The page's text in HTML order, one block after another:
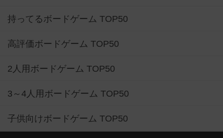
持ってるボードゲーム TOP50
高評価ボードゲーム TOP50
2人用ボードゲーム TOP50
3～4人用ボードゲーム TOP50
子供向けボードゲーム TOP50